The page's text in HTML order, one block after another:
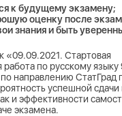
к будущему экзамену;
оценку после
знания и быть
«09.09.2021. Стартовая
работа по русскому языку
направлению СтатГрад
успешной сдачи
и эффективности
экзамена.